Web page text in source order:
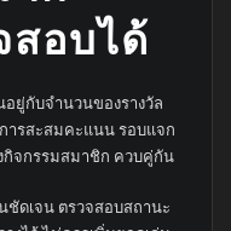
สอบได้
ยู่กับจำนวนของรางวัล
ารสะสมคะแนน รอบแจก
กิจกรรมสมาชิก ควบคู่กัน
ดเจน ตรวจสอบสถานะ